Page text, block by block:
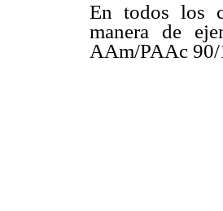
En todos los
manera de
AAm/PAAc